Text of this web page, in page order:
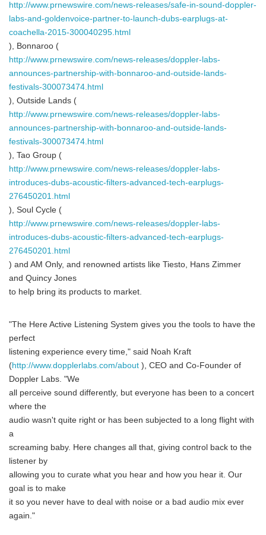
http://www.prnewswire.com/news-releases/safe-in-sound-doppler-
labs-and-goldenvoice-partner-to-launch-dubs-earplugs-at-
coachella-2015-300040295.html
), Bonnaroo (
http://www.prnewswire.com/news-releases/doppler-labs-
announces-partnership-with-bonnaroo-and-outside-lands-
festivals-300073474.html
), Outside Lands (
http://www.prnewswire.com/news-releases/doppler-labs-
announces-partnership-with-bonnaroo-and-outside-lands-
festivals-300073474.html
), Tao Group (
http://www.prnewswire.com/news-releases/doppler-labs-
introduces-dubs-acoustic-filters-advanced-tech-earplugs-
276450201.html
), Soul Cycle (
http://www.prnewswire.com/news-releases/doppler-labs-
introduces-dubs-acoustic-filters-advanced-tech-earplugs-
276450201.html
) and AM Only, and renowned artists like Tiesto, Hans Zimmer
and Quincy Jones
to help bring its products to market.
"The Here Active Listening System gives you the tools to have the
perfect
listening experience every time," said Noah Kraft
(http://www.dopplerlabs.com/about ), CEO and Co-Founder of
Doppler Labs. "We
all perceive sound differently, but everyone has been to a concert
where the
audio wasn't quite right or has been subjected to a long flight with
a
screaming baby. Here changes all that, giving control back to the
listener by
allowing you to curate what you hear and how you hear it. Our
goal is to make
it so you never have to deal with noise or a bad audio mix ever
again."